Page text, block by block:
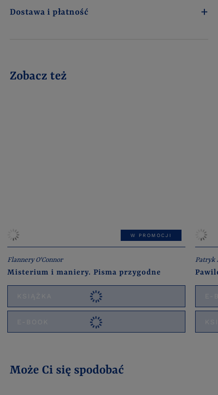
Dostawa i płatność
Zobacz też
W PROMOCJI
Flannery O'Connor
Misterium i maniery. Pisma przygodne
KSIĄŻKA
E-BOOK
Patryk
E-
Może Ci się spodobać